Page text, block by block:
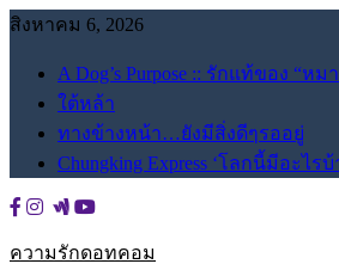
Skip
สิงหาคม 6, 2026
A Dog’s Purpose :: รักแท้ของ “ห
ใต้หล้า
ทางข้างหน้า…ยังมีสิ่งดีๆรออยู่
Chungking Express ‘โลกนี้มีอะไร
ความรักดอทคอม